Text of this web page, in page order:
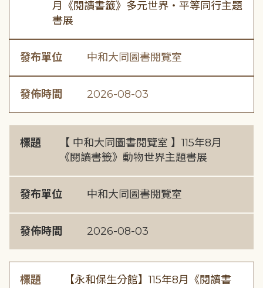
月《閱讀書籤》多元世界・平等同行主題
書展
發布單位 中和大同圖書閱覽室
發佈時間 2026-08-03
標題
【 中和大同圖書閱覽室 】115年8月
《閱讀書籤》動物世界主題書展
發布單位 中和大同圖書閱覽室
發佈時間 2026-08-03
標題
【永和保生分館】115年8月《閱讀書